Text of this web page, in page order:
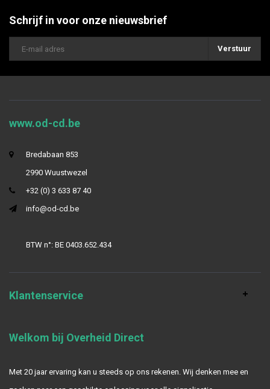
Schrijf in voor onze nieuwsbrief
Verstuur
www.od-cd.be
Bredabaan 853
2990 Wuustwezel
+32 (0) 3 633 87 40
info@od-cd.be
BTW n°: BE 0403.652.434
Klantenservice
Welkom bij Overheid Direct
Met 20 jaar ervaring kan u steeds op ons rekenen. Wij denken mee en